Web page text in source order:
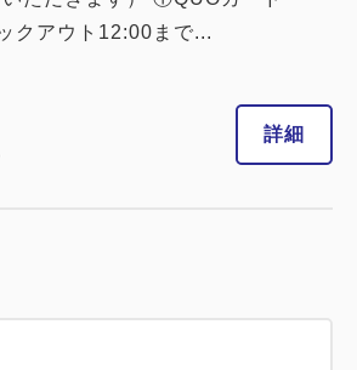
会員価格
17,220円
クアウト12:00まで...
詳細